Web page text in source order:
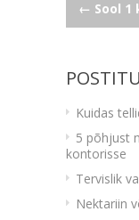
← Sool 1
Kuidas
5 põhjust
kontorisse
Tervislik
Nektariin